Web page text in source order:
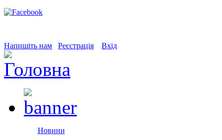
Напишіть нам Реєстрація Вхід
Новини